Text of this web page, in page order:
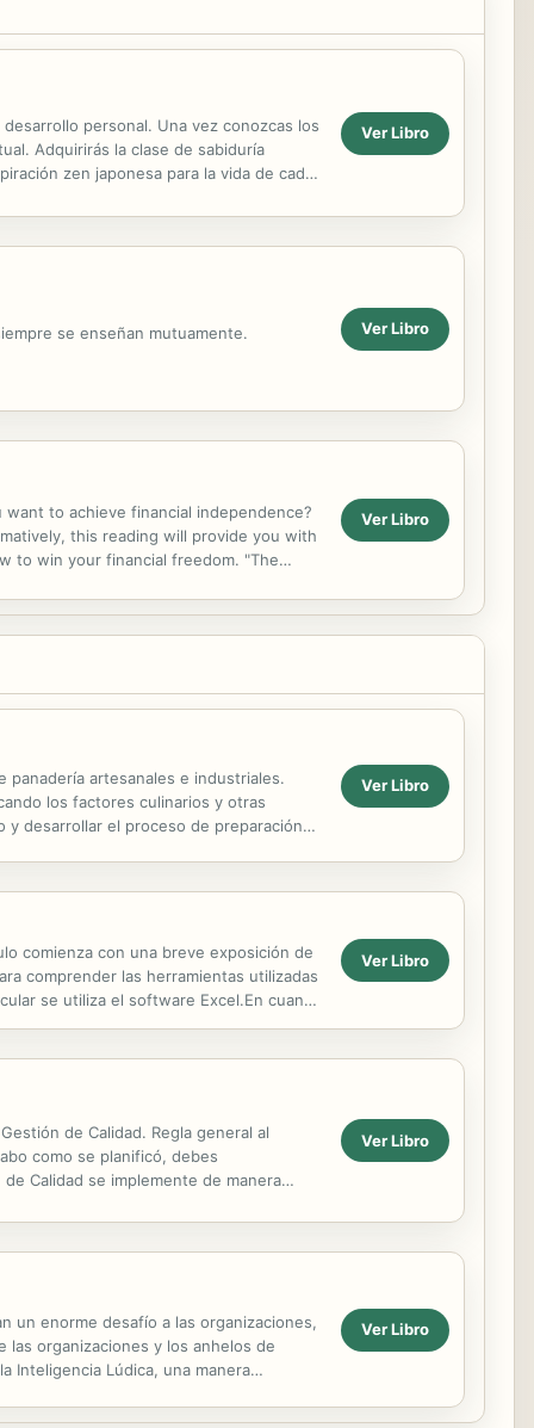
personal. Una vez conozcas los
Adquirirás la clase de sabiduría
zen japonesa para la vida de cada
Ver Libro
se enseñan mutuamente. Ver Libro
to achieve financial independence?
this reading will provide you with
to win your financial freedom. "The
Ver Libro
artesanales e industriales.
los factores culinarios y otras
desarrollar el proceso de preparación
Ver Libro
comienza con una breve exposición de
comprender las herramientas utilizadas
se utiliza el software Excel.En cuanto
Ver Libro
de Calidad. Regla general al
como se planificó, debes
Calidad se implemente de manera
Ver Libro
un enorme desafío a las organizaciones,
organizaciones y los anhelos de
Inteligencia Lúdica, una manera
Ver Libro